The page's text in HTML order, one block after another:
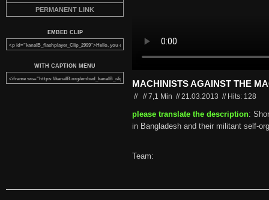
PERMANENT LINK
EMBED CLIP
WITH CAPTION MENU
MACHINISTS AGAINST THE
// //7,1 Min //21.03.2013 // Hits: 128
please translate the description:
in Bangladesh and their militant self-
Team: